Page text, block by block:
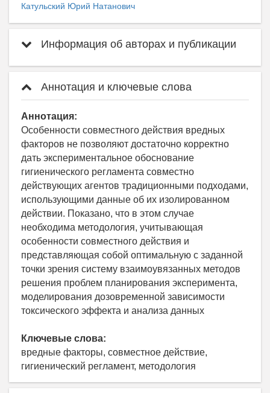
Катульский Юрий Натанович
Информация об авторах и публикации
Аннотация и ключевые слова
Аннотация:
Особенности совместного действия вредных
факторов не позволяют достаточно корректно
дать экспериментальное обоснование
гигиенического регламента совместно
действующих агентов традиционными подходами,
использующими данные об их изолированном
действии. Показано, что в этом случае
необходима методология, учитывающая
особенности совместного действия и
представляющая собой оптимальную с заданной
точки зрения систему взаимоувязанных методов
решения проблем планирования эксперимента,
моделирования дозовременной зависимости
токсического эффекта и анализа данных
Ключевые слова:
вредные факторы, совместное действие,
гигиенический регламент, методология